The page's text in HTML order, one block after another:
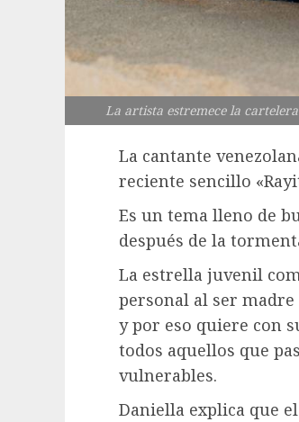
La artista estremece la
La cantante
reciente sencillo
Es un tema lleno de
después de la
La estrella juvenil
personal al ser
y por eso quiere con
todos aquellos que
vulnerables.
Daniella explica que